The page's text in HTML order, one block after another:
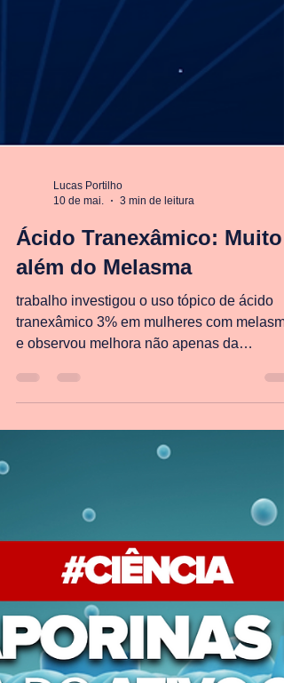
Lucas Portilho
10 de mai.
3 min de leitura
Ácido Tranexâmico: Muito
além do Melasma
trabalho investigou o uso tópico de ácido